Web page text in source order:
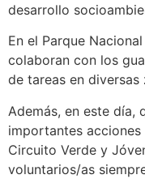
desarrollo
En el Parque
colaboran con los
de tareas en
Además, en este día,
importantes
Circuito Verde y
voluntarios/as